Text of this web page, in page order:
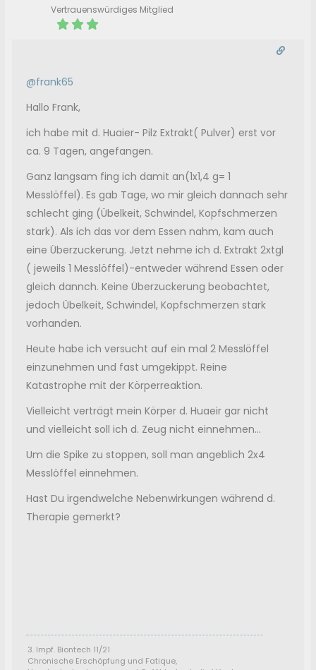
Vertrauenswürdiges Mitglied
@frank65
Hallo Frank,
ich habe mit d. Huaier- Pilz Extrakt( Pulver) erst vor
ca. 9 Tagen, angefangen.
Ganz langsam fing ich damit an(1x1,4 g= 1
Messlöffel). Es gab Tage, wo mir gleich dannach sehr
schlecht ging (Übelkeit, Schwindel, Kopfschmerzen
stark). Als ich das vor dem Essen nahm, kam auch
eine Überzuckerung. Jetzt nehme ich d. Extrakt 2xtgl
( jeweils 1 Messlöffel)-entweder während Essen oder
gleich dannch. Keine Überzuckerung beobachtet,
jedoch Übelkeit, Schwindel, Kopfschmerzen stark
vorhanden.
Heute habe ich versucht auf ein mal 2 Messlöffel
einzunehmen und fast umgekippt. Reine
Katastrophe mit der Körperreaktion.
Vielleicht verträgt mein Körper d. Huaeir gar nicht
und vielleicht soll ich d. Zeug nicht einnehmen...
Um die Spike zu stoppen, soll man angeblich 2x4
Messlöffel einnehmen.
Hast Du irgendwelche Nebenwirkungen während d.
Therapie gemerkt?
3. Impf. Biontech 11/21
Chronische Erschöpfung und Fatique,